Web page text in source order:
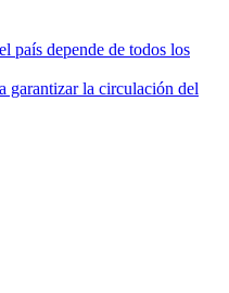
país depende de todos los
garantizar la circulación del